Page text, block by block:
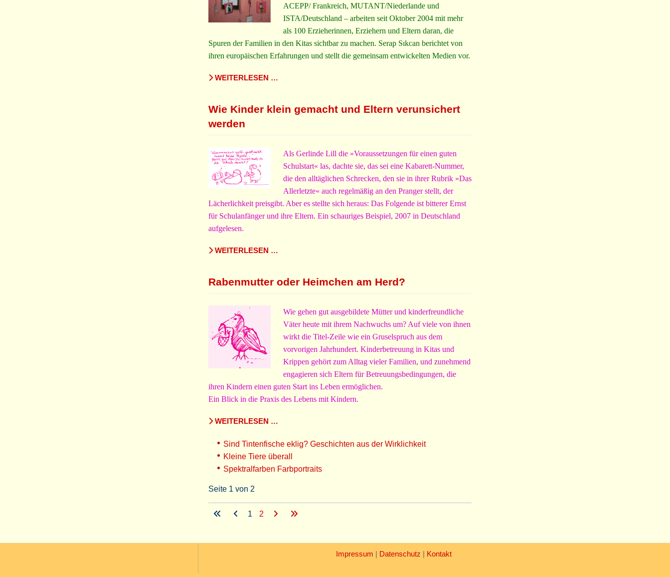
ACEPP/ Frankreich, MUTANT/Niederlande und
ISTA/Deutschland – arbeiten seit Oktober 2004 mit mehr
als 100 Erzieherinnen, Erziehern und Eltern daran, die
Spuren der Familien in den Kitas sichtbar zu machen. Serap Sıkcan berichtet von
ihren europäischen Erfahrungen und stellt die gemeinsam entwickelten Medien vor.
WEITERLESEN …
Wie Kinder klein gemacht und Eltern verunsichert
werden
Als Gerlinde Lill die »Voraussetzungen für einen guten
Schulstart« las, dachte sie, das sei eine Kabarett-Nummer,
die den alltäglichen Schrecken, den sie in ihrer Rubrik »Das
Allerletzte« auch regelmäßig an den Pranger stellt, der
Lächerlichkeit preisgibt. Aber es stellte sich heraus: Das Folgende ist bitterer Ernst
für Schulanfänger und ihre Eltern. Ein schauriges Beispiel, 2007 in Deutschland
aufgelesen.
WEITERLESEN …
Rabenmutter oder Heimchen am Herd?
Wie gehen gut ausgebildete Mütter und kinderfreundliche
Väter heute mit ihrem Nachwuchs um? Auf viele von ihnen
wirkt die Titel-Zeile wie ein Gruselspruch aus dem
vorvorigen Jahrhundert. Kinderbetreuung in Kitas und
Krippen gehört zum Alltag vieler Familien, und zunehmend
engagieren sich Eltern für Betreuungsbedingungen, die
ihren Kindern einen guten Start ins Leben ermöglichen.
Ein Blick in die Praxis des Lebens mit Kindern.
WEITERLESEN …
Sind Tintenfische eklig? Geschichten aus der Wirklichkeit
Kleine Tiere überall
Spektralfarben Farbportraits
Seite 1 von 2
1 2
Impressum Datenschutz Kontakt